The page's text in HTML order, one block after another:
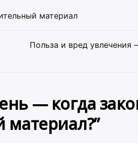
материал
Польза и вред увлечения
— когда
материал?”